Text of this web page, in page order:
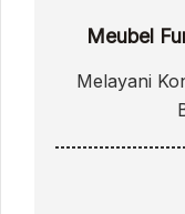
Meubel
Melayani